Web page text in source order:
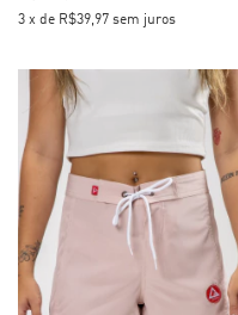
3 x de R$39,97 sem juros